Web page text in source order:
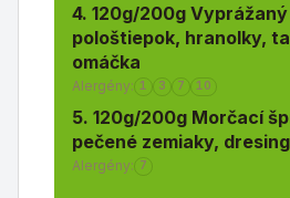
4. 120g/200g Vyprážaný
pološtiepok, hranolky,
omáčka
Alergény: 1 3 7 10
5. 120g/200g Morčací
pečené zemiaky, dresing
Alergény: 7